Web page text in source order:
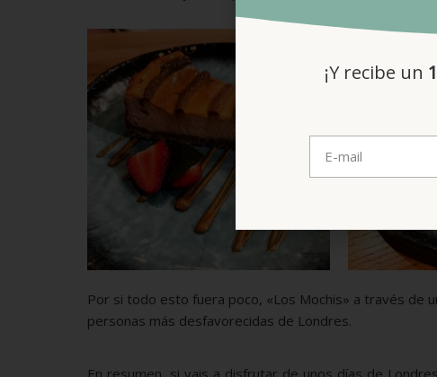
Por si todo esto fuera poco, «Los Mochis» a través de
personas más desfavorecidas de Londres.
¡Y recibe un